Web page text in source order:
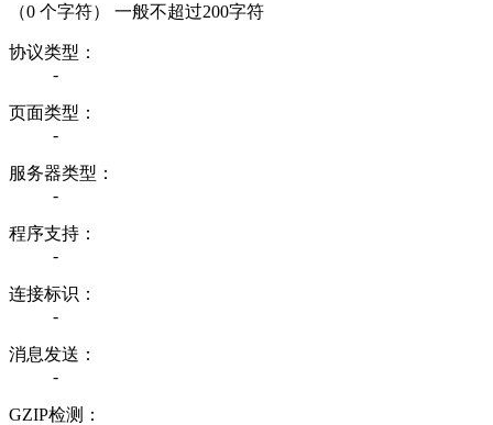
（0 个字符） 一般不超过200字符
协议类型：
-
页面类型：
-
服务器类型：
-
程序支持：
-
连接标识：
-
消息发送：
-
GZIP检测：